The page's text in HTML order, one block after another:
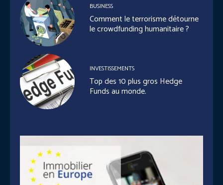
BUSINESS
Comment le terrorisme détourne
le crowdfunding humanitaire ?
INVESTISSEMENTS
Top des 10 plus gros Hedge
Funds au monde.